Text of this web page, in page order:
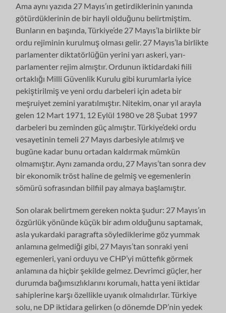
Ama aynı yazıda 27 Mayıs’ın getirdiklerinin yanında
götürdüklerinin de bir hayli olduğunu belirtmiştim.
Bunların en başında, Türkiye’de 27 Mayıs’la birlikte bir
ordu rejiminin kurulmuş olması gelir. 27 Mayıs’la birlikte
parlamenter diktatörlüğün yerini yarı askeri, yarı-
parlamenter rejim almıştır. Ordunun iktidardaki fiili
ortaklığı Milli Güvenlik Kurulu gibi kurumlarla iyice
pekiştirilmiş ve yeni ordu darbeleri için adeta bir
meşruiyet zemini yaratılmıştır. Nitekim, onar yıl arayla
gelen 12 Mart 1971, 12 Eylül 1980 ve 28 Şubat 1997
darbeleri bu zeminden güç almıştır. Türkiye’deki ordu
vesayetinin temeli 27 Mayıs darbesiyle atılmış ve
bugüne kadar bunu ortadan kaldırmak mümkün
olmamıştır. Aynı zamanda ordu, 27 Mayıs’tan sonra dev
bir ekonomik tröst haline de gelmiş ve egemenlerin
sömürü sofrasından bilfiil pay almaya başlamıştır.
Son olarak belirtmem gereken nokta şudur: 27 Mayıs’ın
özgürlük yönünde küçük bir adım olduğunu saptamak,
asla yukardaki paragrafta söylediklerime göz yummak
anlamına gelmediği gibi, 27 Mayıs’tan sonraki yeni
egemenleri, yani orduyu ve CHP’yi müttefik görmek
anlamına da hiçbir şekilde gelmez. Devrimci güçler, her
durumda bağımsızlıklarını korumalı, hatta yeni iktidar
sahiplerine karşı özellikle uyanık olmalıdırlar. Türkiye
solu, ne DP iktidara gelirken (o dönemde DP’nin yedek